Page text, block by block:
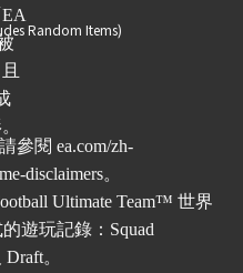
Random Items)
參閱 ea.com/zh-
disclaimers。
Ultimate Team™ 世界
遊玩記錄：Squad
。